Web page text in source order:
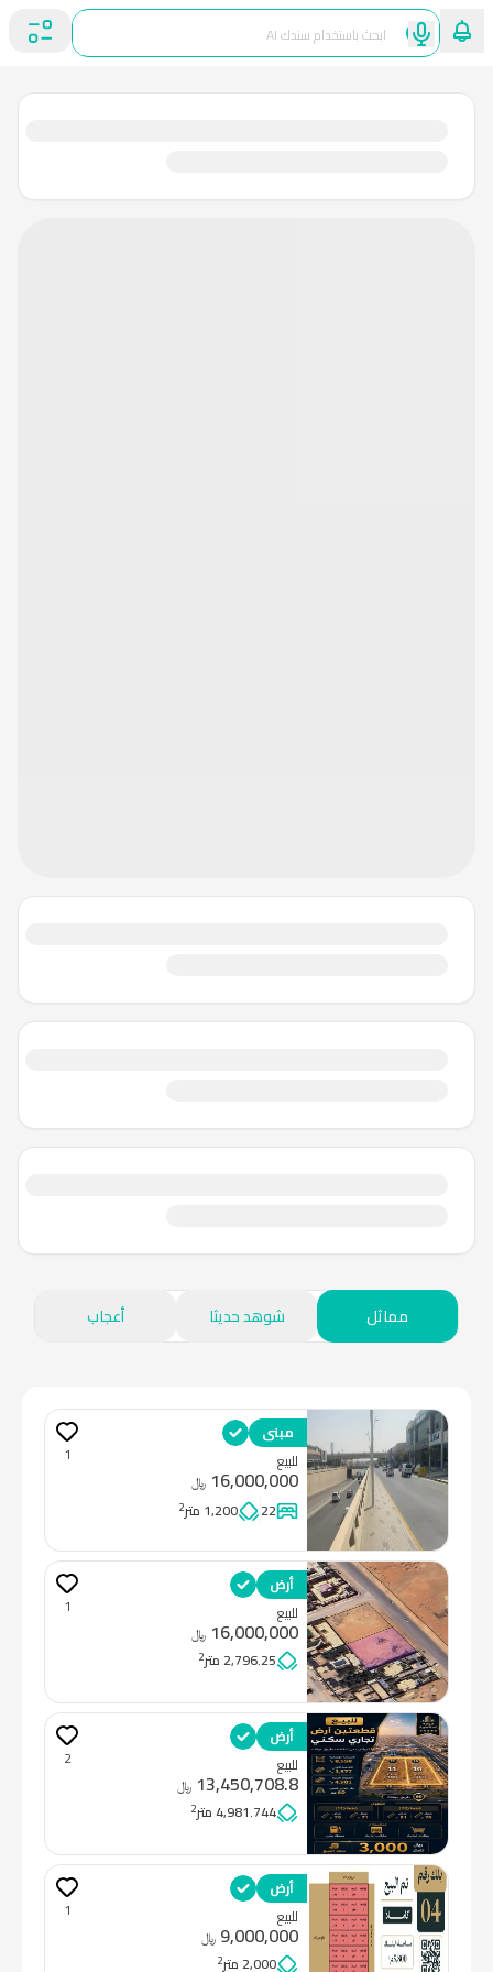
مماثل شوهد حديثا أعجاب
مبنى
للبيع
16,000,000 ﷼
22
1,200 متر 2
1
أرض
للبيع
16,000,000 ﷼
2,796.25 متر
2
1
أرض
للبيع
13,450,708.8 ﷼
4,981.744 متر
2
2
أرض
للبيع
9,000,000 ﷼
2,000 متر
2
1